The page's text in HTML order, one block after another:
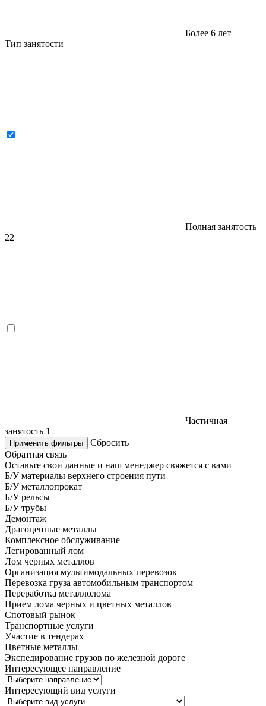
Более 6 лет
Тип занятости
Полная занятость
22
Частичная
занятость 1
Применить фильтры
Сбросить
Обратная связь
Оставьте свои данные и наш менеджер свяжется с вами
Б/У материалы верхнего строения пути
Б/У металлопрокат
Б/У рельсы
Б/У трубы
Демонтаж
Драгоценные металлы
Комплексное обслуживание
Легированный лом
Лом черных металлов
Организация мультимодальных перевозок
Перевозка груза автомобильным транспортом
Переработка металлолома
Прием лома черных и цветных металлов
Спотовый рынок
Транспортные услуги
Участие в тендерах
Цветные металлы
Экспедирование грузов по железной дороге
Интересующее направление
Интересующий вид услуги